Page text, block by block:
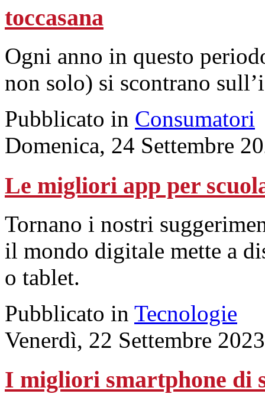
toccasana
Ogni anno in questo
non solo) si scontrano
Pubblicato in Consumatori
Domenica, 24 Settembre
Le migliori app per
Tornano i nostri
il mondo digitale mette a
o tablet.
Pubblicato in Tecnologie
Venerdì, 22 Settembre
I migliori smartphone di